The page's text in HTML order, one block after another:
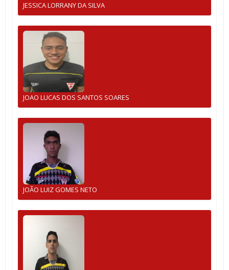
JESSICA LORRANY DA SILVA
JOAO LUCAS DOS SANTOS SOARES
JOÃO LUIZ GOMES NETO